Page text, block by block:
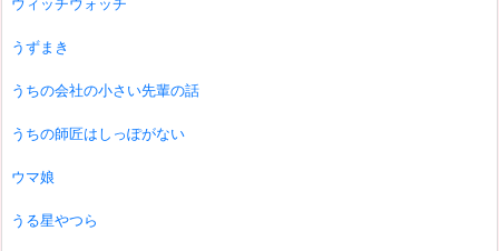
ウィッチウォッチ
うずまき
うちの会社の小さい先輩の話
うちの師匠はしっぽがない
ウマ娘
うる星やつら